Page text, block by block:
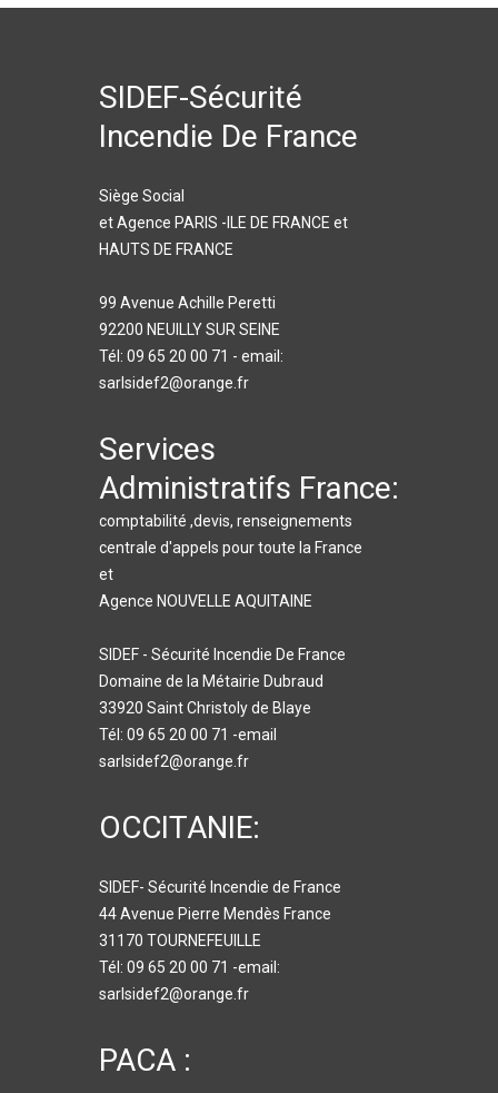
SIDEF-Sécurité
Incendie De France
Siège Social
et Agence PARIS -ILE DE FRANCE et
HAUTS DE FRANCE
99 Avenue Achille Peretti
92200 NEUILLY SUR SEINE
Tél: 09 65 20 00 71 - email:
sarlsidef2@orange.fr
Services
Administratifs France:
comptabilité ,devis, renseignements
centrale d'appels pour toute la France
et
Agence NOUVELLE AQUITAINE
SIDEF - Sécurité Incendie De France
Domaine de la Métairie Dubraud
33920 Saint Christoly de Blaye
Tél: 09 65 20 00 71 -email
sarlsidef2@orange.fr
OCCITANIE:
SIDEF- Sécurité Incendie de France
44 Avenue Pierre Mendès France
31170 TOURNEFEUILLE
Tél: 09 65 20 00 71 -email:
sarlsidef2@orange.fr
PACA :